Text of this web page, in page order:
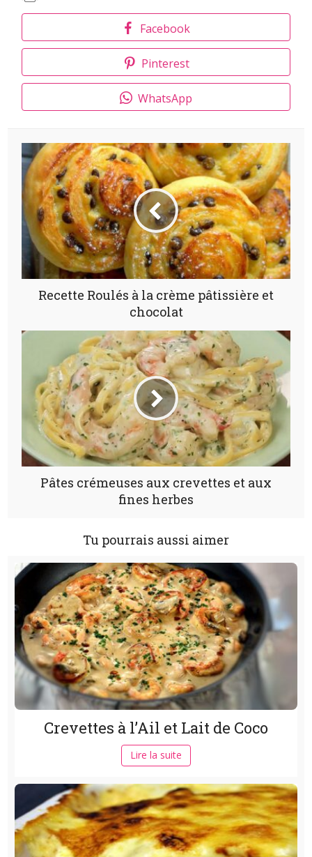
Facebook
Pinterest
WhatsApp
Recette Roulés à la crème pâtissière et
chocolat
Pâtes crémeuses aux crevettes et aux
fines herbes
Tu pourrais aussi aimer
Crevettes à l’Ail et Lait de Coco
Lire la suite